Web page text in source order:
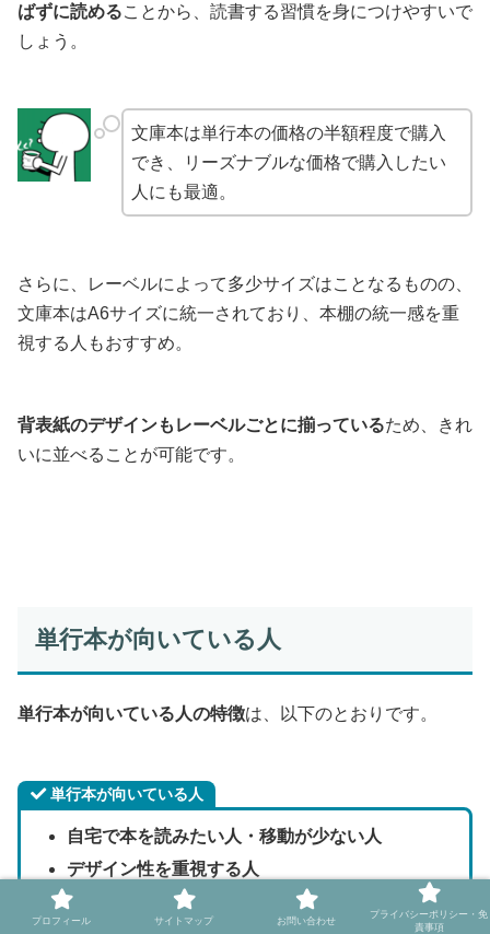
ばずに読めることから、読書する習慣を身につけやすいで
しょう。
文庫本は単行本の価格の半額程度で購入
でき、リーズナブルな価格で購入したい
人にも最適。
さらに、レーベルによって多少サイズはことなるものの、
文庫本はA6サイズに統一されており、本棚の統一感を重
視する人もおすすめ。
背表紙のデザインもレーベルごとに揃っているため、きれ
いに並べることが可能です。
単行本が向いている人
単行本が向いている人の特徴は、以下のとおりです。
単行本が向いている人
自宅で本を読みたい人・移動が少ない人
デザイン性を重視する人
好きな作家の作品をいち早く読みたい人
プロフィール サイトマップ お問い合わせ
プライバシーポリシー・免
責事項